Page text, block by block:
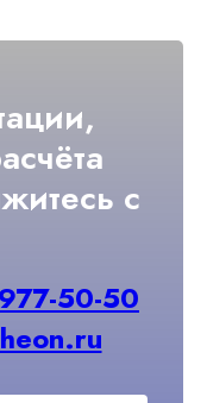
с
50-50